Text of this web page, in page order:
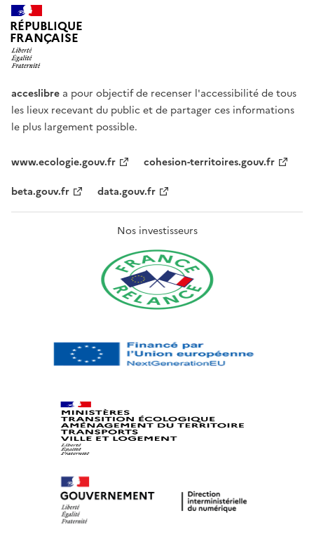
RÉPUBLIQUE
FRANÇAISE
acceslibre a pour objectif de recenser l'accessibilité de tous
les lieux recevant du public et de partager ces informations
le plus largement possible.
www.ecologie.gouv.fr
cohesion-territoires.gouv.fr
beta.gouv.fr
data.gouv.fr
Nos investisseurs